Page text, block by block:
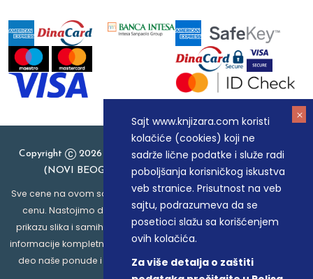
Sajt www.knjizara.com koristi
kolačiće (cookies) koji ne
sadrže lične podatke i služe radi
poboljšanja korisničkog iskustva
veb stranice. Prisutnost na veb
sajtu, podrazumeva da se
posetioci slažu sa korišćenjem
ovih kolačića.
Za više detalja o zaštiti
Copyright
2026 Knjizara.com - MAKART DOO BEOGRAD
(NOVI BEOGRAD), PIB: 105184104, MB: 20337524
Sve cene na ovom sajtu iskazane su u dinarima. PDV je uračunat u
cenu. Nastojimo da budemo što precizniji u opisu proizvoda,
prikazu slika i samih cena, ali ne možemo garantovati da su sve
informacije kompletne i bez grešaka. Svi artikli prikazani na sajtu su
deo naše ponude i ne podrazumeva da su dostupni u svakom